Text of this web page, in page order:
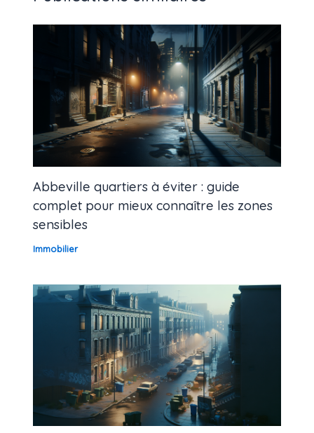
Abbeville quartiers à éviter : guide
complet pour mieux connaître les zones
sensibles
Immobilier